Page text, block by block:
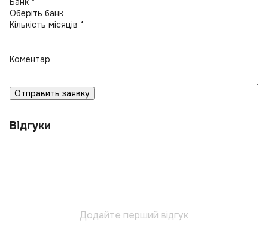
Кількість місяців *
Коментар
Отправить заявку
Відгуки
Додайте перший відгук